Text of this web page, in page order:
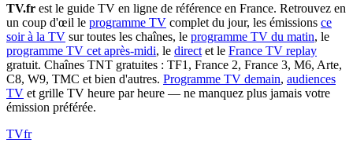
TV.fr est le guide TV en ligne de référence en France. Retrouvez en
un coup d'œil le programme TV complet du jour, les émissions ce
soir à la TV sur toutes les chaînes, le programme TV du matin, le
programme TV cet après-midi, le direct et le France TV replay
gratuit. Chaînes TNT gratuites : TF1, France 2, France 3, M6, Arte,
C8, W9, TMC et bien d'autres. Programme TV demain, audiences
TV et grille TV heure par heure — ne manquez plus jamais votre
émission préférée.
TVfr